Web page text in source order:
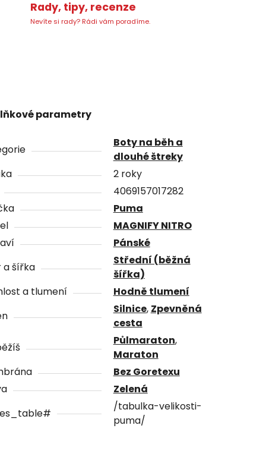
Rady, tipy, recenze
Nevíte si rady? Rádi vám poradíme.
parametry
Boty na běh a
dlouhé štreky
2 roky
4069157017282
Puma
MAGNIFY NITRO
Pánské
a šířka
Střední (běžná
šířka)
a tlumení
Hodně tlumení
Silnice, Zpevněná
cesta
Půlmaraton,
Maraton
Bez Goretexu
Zelená
/tabulka-velikosti-
puma/